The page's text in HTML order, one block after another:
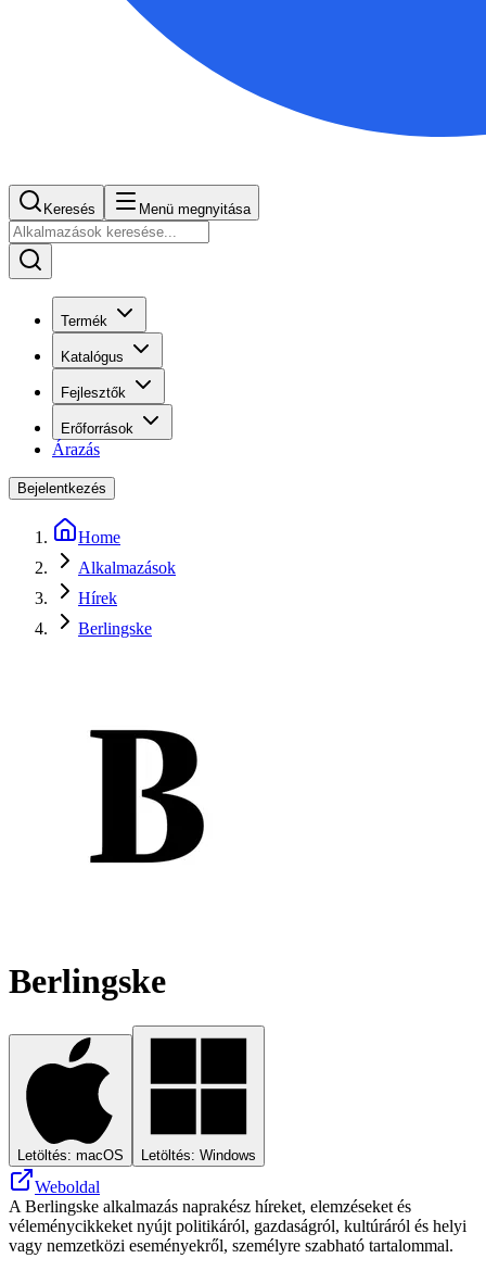
Keresés Menü megnyitása
Termék
Katalógus
Fejlesztők
Erőforrások
Árazás
Bejelentkezés
Home
Alkalmazások
Hírek
Berlingske
Berlingske
Letöltés: macOS Letöltés: Windows
Weboldal
A Berlingske alkalmazás naprakész híreket, elemzéseket és
véleménycikkeket nyújt politikáról, gazdaságról, kultúráról és helyi
vagy nemzetközi eseményekről, személyre szabható tartalommal.